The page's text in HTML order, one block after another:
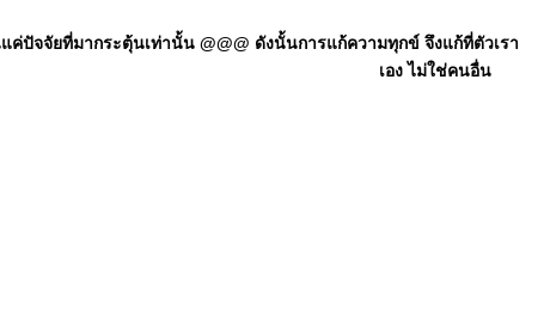
ปัจจัยที่มากระตุ้นเท่านั้น @@@ ดังนั้นการแก้ความทุกข์ จึงแก้ที่ตัวเรา
เอง ไม่ใช่คนอื่น